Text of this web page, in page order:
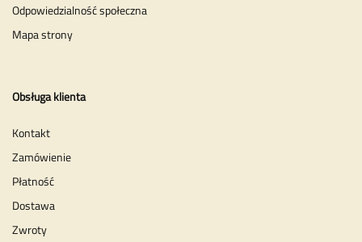
Odpowiedzialność społeczna
Mapa strony
Obsługa klienta
Kontakt
Zamówienie
Płatność
Dostawa
Zwroty